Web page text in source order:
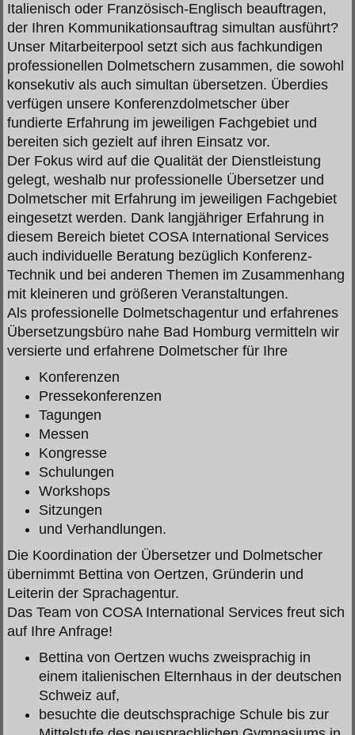
Italienisch oder Französisch-Englisch beauftragen,
der Ihren Kommunikationsauftrag simultan ausführt?
Unser Mitarbeiterpool setzt sich aus fachkundigen
professionellen Dolmetschern zusammen, die sowohl
konsekutiv als auch simultan übersetzen. Überdies
verfügen unsere Konferenzdolmetscher über
fundierte Erfahrung im jeweiligen Fachgebiet und
bereiten sich gezielt auf ihren Einsatz vor.
Der Fokus wird auf die Qualität der Dienstleistung
gelegt, weshalb nur professionelle Übersetzer und
Dolmetscher mit Erfahrung im jeweiligen Fachgebiet
eingesetzt werden. Dank langjähriger Erfahrung in
diesem Bereich bietet COSA International Services
auch individuelle Beratung bezüglich Konferenz-
Technik und bei anderen Themen im Zusammenhang
mit kleineren und größeren Veranstaltungen.
Als professionelle Dolmetschagentur und erfahrenes
Übersetzungsbüro nahe Bad Homburg vermitteln wir
versierte und erfahrene Dolmetscher für Ihre
Konferenzen
Pressekonferenzen
Tagungen
Messen
Kongresse
Schulungen
Workshops
Sitzungen
und Verhandlungen.
Die Koordination der Übersetzer und Dolmetscher
übernimmt Bettina von Oertzen, Gründerin und
Leiterin der Sprachagentur.
Das Team von COSA International Services freut sich
auf Ihre Anfrage!
Bettina von Oertzen wuchs zweisprachig in
einem italienischen Elternhaus in der deutschen
Schweiz auf,
besuchte die deutschsprachige Schule bis zur